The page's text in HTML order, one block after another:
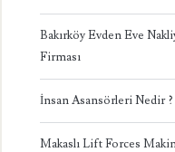
Bakırköy Evden Eve
Firması
İnsan Asansörleri Nedir ?
Makaslı Lift Forces